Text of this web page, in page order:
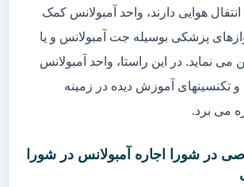
انتقال هوایی دارند، واحد آمبولانس کمک
پزشکی بوسیله جت آمبولانس و یا
می نماید. در این راستا، واحد آمبولانس
تکنسینهای آموزش دیده در زمینه
می برد.
در شورا اجاره آمبولانس در شورا